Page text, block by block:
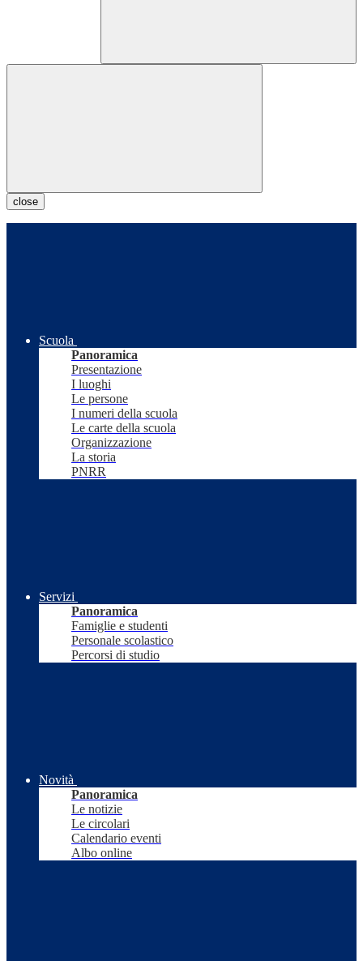
close
Scuola
Panoramica
Presentazione
I luoghi
Le persone
I numeri della scuola
Le carte della scuola
Organizzazione
La storia
PNRR
Servizi
Panoramica
Famiglie e studenti
Personale scolastico
Percorsi di studio
Novità
Panoramica
Le notizie
Le circolari
Calendario eventi
Albo online